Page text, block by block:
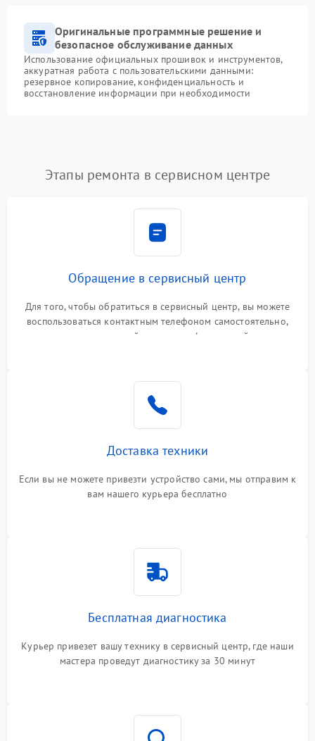
Оригинальные программные решение и
безопасное обслуживание данных
Использование официальных прошивок и инструментов,
аккуратная работа с пользовательскими данными:
резервное копирование, конфиденциальность и
восстановление информации при необходимости
Этапы ремонта в сервисном центре
Обращение в сервисный центр
Для того, чтобы обратиться в сервисный центр, вы можете
воспользоваться контактным телефоном самостоятельно,
или оставить свой номер телефона на сайте
Доставка техники
Если вы не можете привезти устройство сами, мы отправим к
вам нашего курьера бесплатно
Бесплатная диагностика
Курьер привезет вашу технику в сервисный центр, где наши
мастера проведут диагностику за 30 минут